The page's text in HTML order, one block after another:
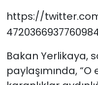
https://
Bakan Yerlikaya,
paylaşımında,